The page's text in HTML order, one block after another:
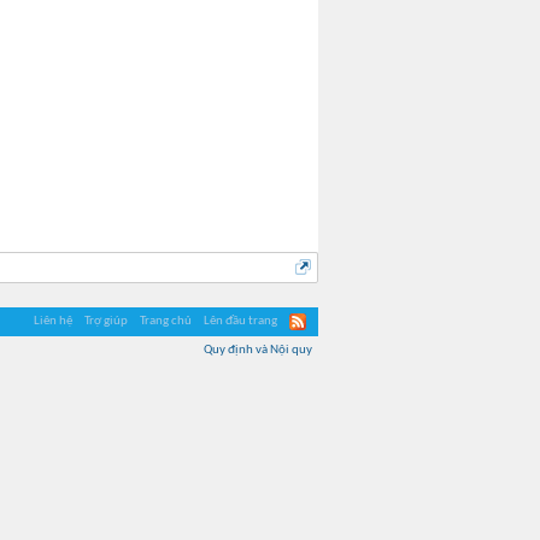
Liên hệ Trợ giúp Trang chủ Lên đầu trang
Quy định và Nội quy